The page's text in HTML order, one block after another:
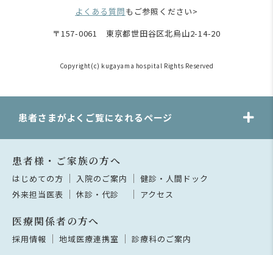
よくある質問もご参照ください>
〒157-0061 東京都世田谷区北烏山2-14-20
Copyright(c) kugayama hospital Rights Reserved
患者さまがよくご覧になれるページ
患者様・ご家族の方へ
はじめての方 入院のご案内
健診・人間ドック
外来担当医表
休診・代診 アクセス
医療関係者の方へ
採用情報 地域医療連携室 診療科のご案内